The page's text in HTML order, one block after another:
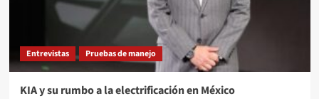
Entrevistas Pruebas de manejo
KIA y su rumbo a la electrificación en México